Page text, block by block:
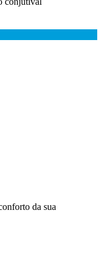
da sua